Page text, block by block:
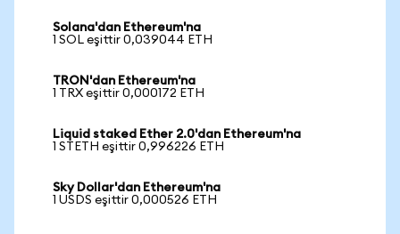
Solana'dan Ethereum'na
1 SOL eşittir 0,039044 ETH
TRON'dan Ethereum'na
1 TRX eşittir 0,000172 ETH
Liquid staked Ether 2.0'dan Ethereum'na
1 STETH eşittir 0,996226 ETH
Sky Dollar'dan Ethereum'na
1 USDS eşittir 0,000526 ETH